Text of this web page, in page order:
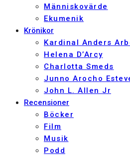
Människovärde
Ekumenik
Krönikor
Kardinal Anders
Helena D’Arcy
Charlotta Smeds
Junno Arocho
John L. Allen Jr
Recensioner
Böcker
Film
Musik
Podd